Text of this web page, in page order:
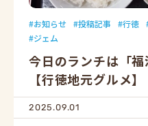
お知らせ 投稿記事 行徳
ジェム
今日のランチは「福
【行徳地元グルメ】
2025.09.01